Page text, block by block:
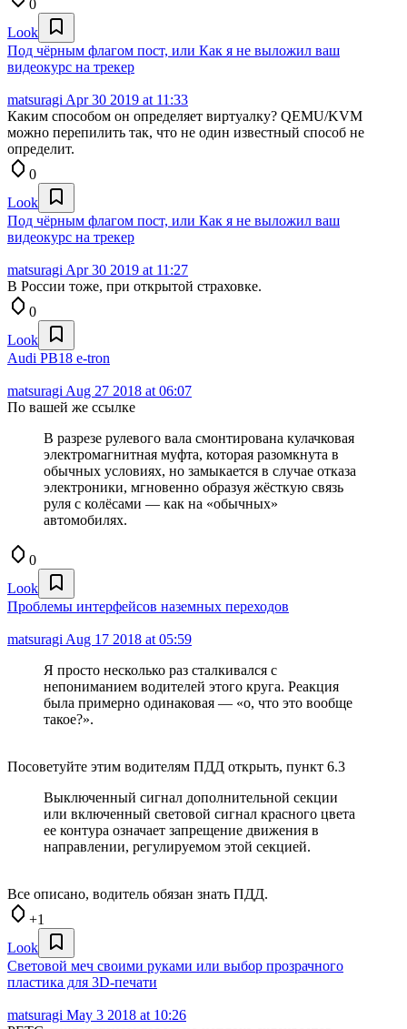
0
Look
Под чёрным флагом пост, или Как я не выложил ваш
видеокурс на трекер
matsuragi Apr 30 2019 at 11:33
Каким способом он определяет виртуалку? QEMU/KVM
можно перепилить так, что не один известный способ не
определит.
0
Look
Под чёрным флагом пост, или Как я не выложил ваш
видеокурс на трекер
matsuragi Apr 30 2019 at 11:27
В России тоже, при открытой страховке.
0
Look
Audi PB18 e-tron
matsuragi Aug 27 2018 at 06:07
По вашей же ссылке
В разрезе рулевого вала смонтирована кулачковая
электромагнитная муфта, которая разомкнута в
обычных условиях, но замыкается в случае отказа
электроники, мгновенно образуя жёсткую связь
руля с колёсами — как на «обычных»
автомобилях.
0
Look
Проблемы интерфейсов наземных переходов
matsuragi Aug 17 2018 at 05:59
Я просто несколько раз сталкивался с
непониманием водителей этого круга. Реакция
была примерно одинаковая — «о, что это вообще
такое?».
Посоветуйте этим водителям ПДД открыть, пункт 6.3
Выключенный сигнал дополнительной секции
или включенный световой сигнал красного цвета
ее контура означает запрещение движения в
направлении, регулируемом этой секцией.
Все описано, водитель обязан знать ПДД.
+1
Look
Световой меч своими руками или выбор прозрачного
пластика для 3D-печати
matsuragi May 3 2018 at 10:26